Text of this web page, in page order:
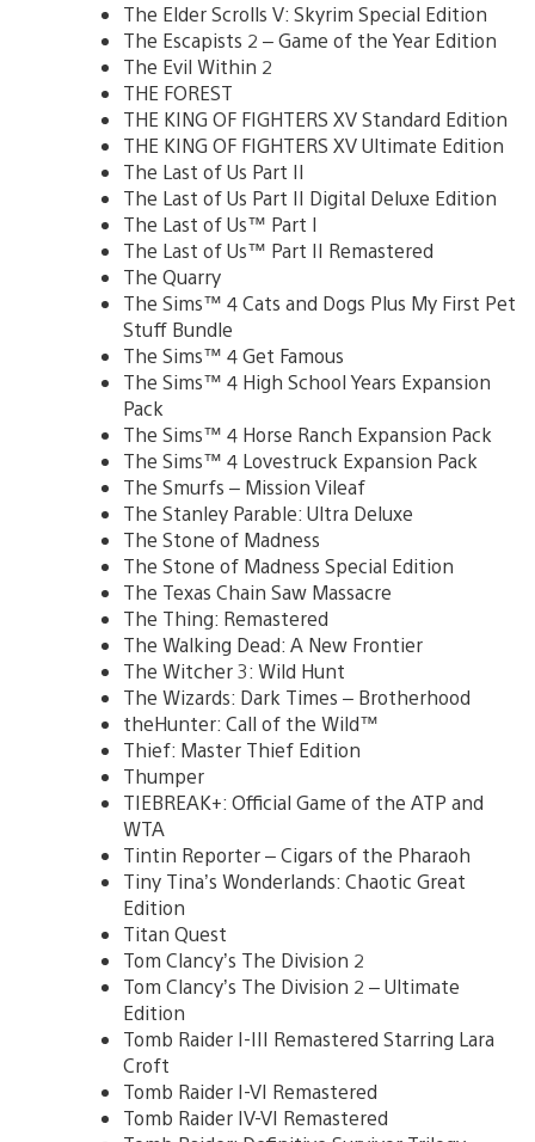
The Elder Scrolls V: Skyrim Special Edition
The Escapists 2 – Game of the Year Edition
The Evil Within 2
THE FOREST
THE KING OF FIGHTERS XV Standard Edition
THE KING OF FIGHTERS XV Ultimate Edition
The Last of Us Part II
The Last of Us Part II Digital Deluxe Edition
The Last of Us™ Part I
The Last of Us™ Part II Remastered
The Quarry
The Sims™ 4 Cats and Dogs Plus My First Pet
Stuff Bundle
The Sims™ 4 Get Famous
The Sims™ 4 High School Years Expansion
Pack
The Sims™ 4 Horse Ranch Expansion Pack
The Sims™ 4 Lovestruck Expansion Pack
The Smurfs – Mission Vileaf
The Stanley Parable: Ultra Deluxe
The Stone of Madness
The Stone of Madness Special Edition
The Texas Chain Saw Massacre
The Thing: Remastered
The Walking Dead: A New Frontier
The Witcher 3: Wild Hunt
The Wizards: Dark Times – Brotherhood
theHunter: Call of the Wild™
Thief: Master Thief Edition
Thumper
TIEBREAK+: Official Game of the ATP and
WTA
Tintin Reporter – Cigars of the Pharaoh
Tiny Tina’s Wonderlands: Chaotic Great
Edition
Titan Quest
Tom Clancy’s The Division 2
Tom Clancy’s The Division 2 – Ultimate
Edition
Tomb Raider I-III Remastered Starring Lara
Croft
Tomb Raider I-VI Remastered
Tomb Raider IV-VI Remastered